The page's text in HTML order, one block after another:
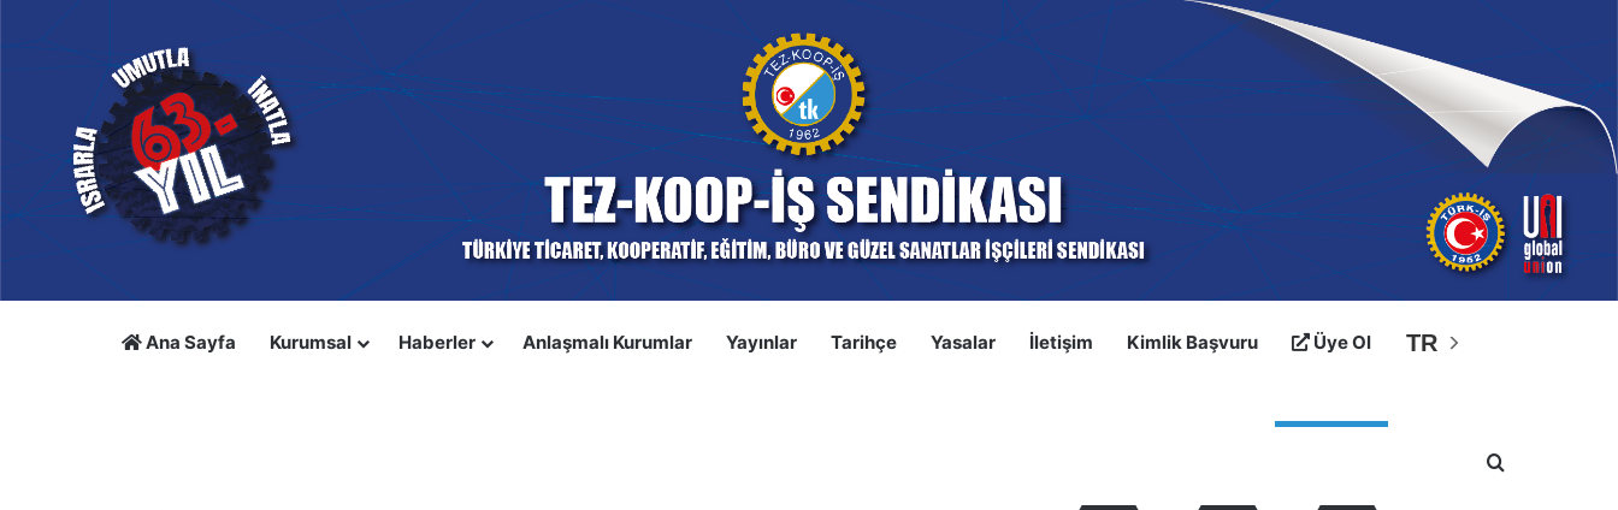
Ana Sayfa Kurumsal Haberler Anlaşmalı Kurumlar Yayınlar Tarihçe Yasalar İletişim Kimlik Başvuru Üye Ol TR
Arama yap